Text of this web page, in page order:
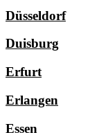
Düsseldorf
Duisburg
Erfurt
Erlangen
Essen